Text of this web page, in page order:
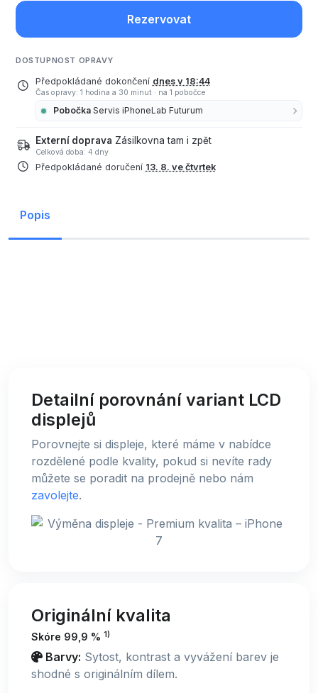
Rezervovat
DOSTUPNOST OPRAVY
Předpokládané dokončení dnes v 18:44
Čas opravy: 1 hodina a 30 minut · na 1 pobočce
Pobočka Servis iPhoneLab Futurum
Externí doprava Zásilkovna tam i zpět
Celková doba: 4 dny
Předpokládané doručení 13. 8. ve čtvrtek
Popis
Detailní porovnání variant LCD
displejů
Porovnejte si displeje, které máme v nabídce
rozdělené podle kvality, pokud si nevíte rady
můžete se poradit na prodejně nebo nám
zavolejte.
Originální kvalita
Skóre 99,9 % 1)
Barvy: Sytost, kontrast a vyvážení barev je
shodné s originálním dílem.